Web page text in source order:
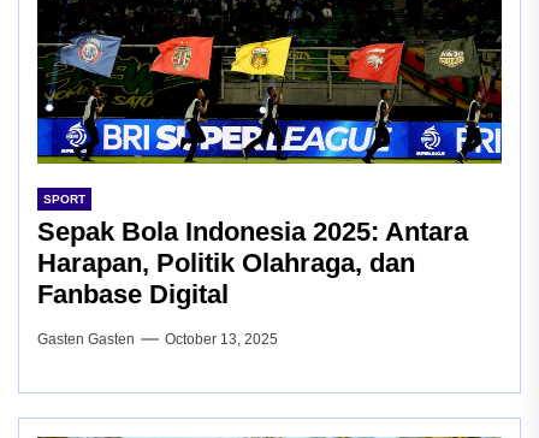
SPORT
Sepak Bola Indonesia 2025: Antara
Harapan, Politik Olahraga, dan
Fanbase Digital
Gasten Gasten October 13, 2025